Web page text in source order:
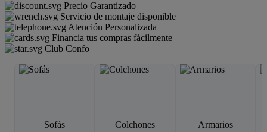
Precio Garantizado
Servicio de montaje disponible
Atención Personalizada
Financia tus compras fácilmente
Club Confo
Sofás Colchones Armarios